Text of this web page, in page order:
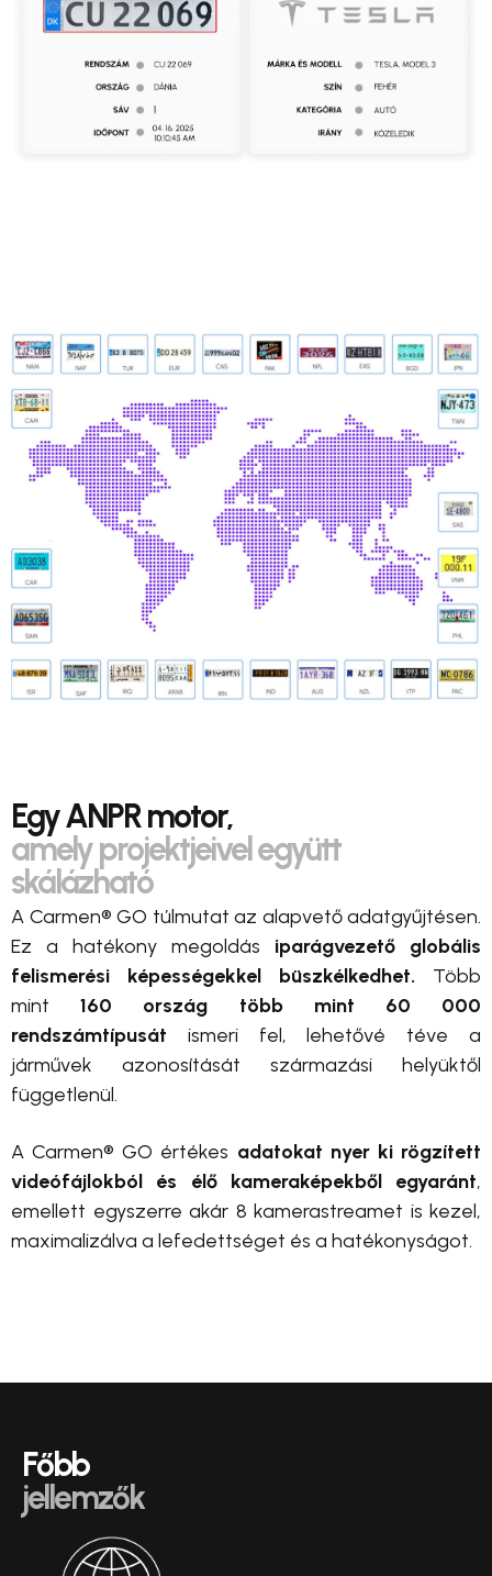
Egy ANPR motor,
amely projektjeivel együtt
skálázható
A Carmen® GO túlmutat az alapvető adatgyűjtésen.
Ez a hatékony megoldás iparágvezető globális
felismerési képességekkel büszkélkedhet. Több
mint160 ország több mint 60 000
rendszámtípusát ismeri fel, lehetővé téve a
járművek azonosítását származási helyüktől
függetlenül.
A Carmen® GO értékes adatokat nyer ki rögzített
videófájlokból és élő kameraképekből egyaránt,
emellett egyszerre akár 8 kamerastreamet is kezel,
maximalizálva a lefedettséget és a hatékonyságot.
Főbb
jellemzők